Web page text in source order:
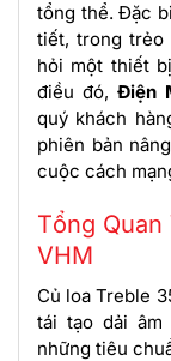
tổng thể. Đặc
tiết, trong trẻo
hỏi một thiết
điều đó, Điện
quý khách
phiên bản
cuộc cách
Tổng
VHM
Củ loa Treble
tái tạo dải
những tiêu